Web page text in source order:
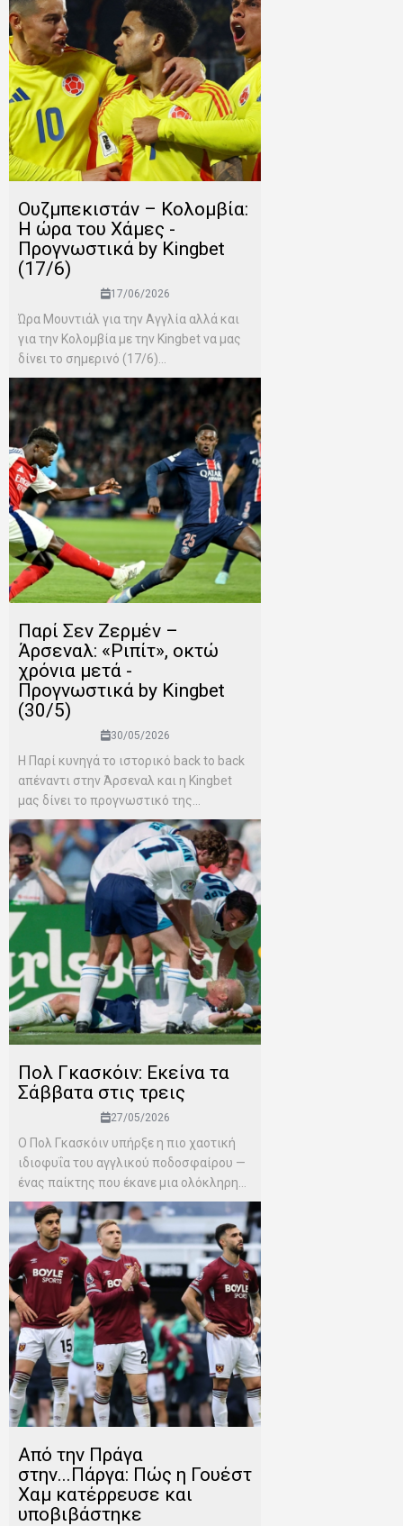
Ουζμπεκιστάν – Κολομβία:
Η ώρα του Χάμες -
Προγνωστικά by Kingbet
(17/6)
17/06/2026
Ώρα Μουντιάλ για την Αγγλία αλλά και
για την Κολομβία με την Kingbet να μας
δίνει το σημερινό (17/6)...
Παρί Σεν Ζερμέν –
Άρσεναλ: «Ριπίτ», οκτώ
χρόνια μετά -
Προγνωστικά by Kingbet
(30/5)
30/05/2026
Η Παρί κυνηγά το ιστορικό back to back
απέναντι στην Άρσεναλ και η Kingbet
μας δίνει το προγνωστικό της...
Πολ Γκασκόιν: Εκείνα τα
Σάββατα στις τρεις
27/05/2026
Ο Πολ Γκασκόιν υπήρξε η πιο χαοτική
ιδιοφυΐα του αγγλικού ποδοσφαίρου —
ένας παίκτης που έκανε μια ολόκληρη...
Από την Πράγα
στην...Πάργα: Πώς η Γουέστ
Χαμ κατέρρευσε και
υποβιβάστηκε